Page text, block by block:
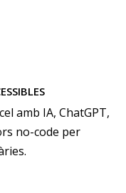
amb IA, ChatGPT,
no-code per